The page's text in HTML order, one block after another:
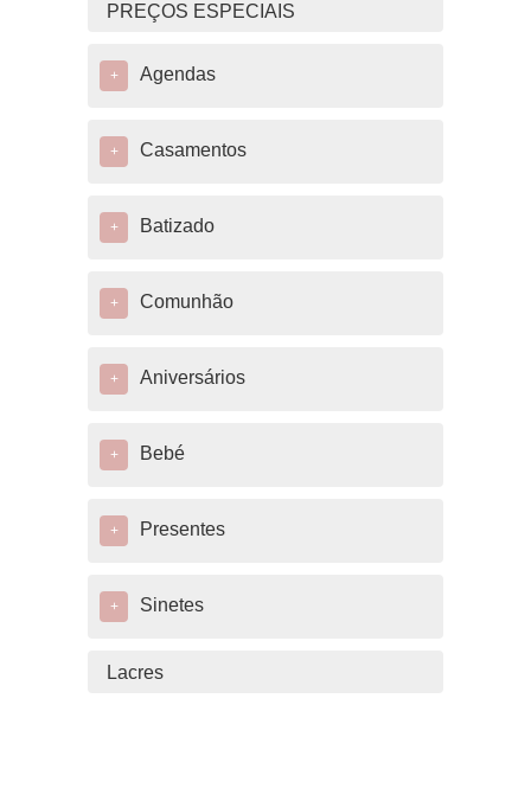
PREÇOS ESPECIAIS
+ Agendas
+ Casamentos
+ Batizado
+ Comunhão
+ Aniversários
+ Bebé
+ Presentes
+ Sinetes
Lacres